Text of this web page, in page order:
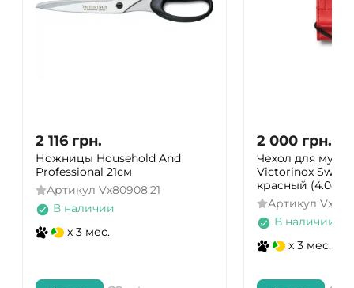
2 116 грн.
Ножницы Household And
Professional 21см
Артикул Vx80908.21
В наличии
x 3 мес.
2 000 грн.
Чехол для
Victorinox
красный
Артикул
В наличии
x 3 мес.